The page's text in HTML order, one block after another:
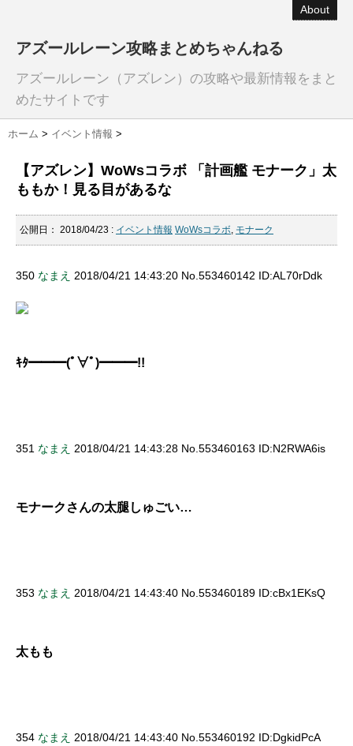
About
アズールレーン攻略まとめちゃんねる
アズールレーン（アズレン）の攻略や最新情報をまと
めたサイトです
ホーム > イベント情報 >
【アズレン】WoWsコラボ 「計画艦 モナーク」太
ももか！見る目があるな
公開日： 2018/04/23 : イベント情報 WoWsコラボ, モナーク
350 なまえ 2018/04/21 14:43:20 No.553460142 ID:AL70rDdk
ｷﾀ━━━(ﾟ∀ﾟ)━━━!!
351 なまえ 2018/04/21 14:43:28 No.553460163 ID:N2RWA6is
モナークさんの太腿しゅごい…
353 なまえ 2018/04/21 14:43:40 No.553460189 ID:cBx1EKsQ
太もも
354 なまえ 2018/04/21 14:43:40 No.553460192 ID:DgkidPcA